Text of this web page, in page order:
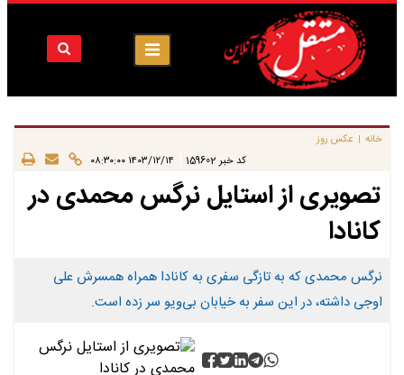
خانه | عکس روز
کد خبر 159602 ۱۴۰۳/۱۲/۱۴ ۰۸:۳۰:۰۰
تصویری از استایل نرگس محمدی در
کانادا
نرگس محمدی که به تازگی سفری به کانادا همراه همسرش علی
اوجی داشته، در این سفر به خیابان بی‌ویو سر زده است.